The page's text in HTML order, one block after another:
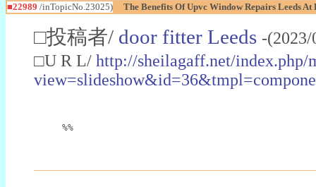
■22989 /inTopicNo.23025) The Benefits Of Upvc Window Repairs Leeds
□投稿者/ door fitter Leeds -
□U R L/ http://sheilagaff.net/index.php/
%%